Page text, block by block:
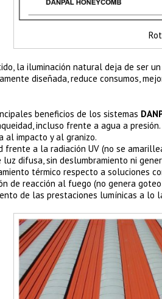
la iluminación natural deja de ser
diseñada, reduce consumos,
beneficios de los sistemas
incluso frente a agua a presión.
al impacto y al granizo.
frente a la radiación UV (no se
luz difusa, sin deslumbramiento ni
térmico respecto a soluciones
de reacción al fuego (no genera
de las prestaciones lumínicas a lo